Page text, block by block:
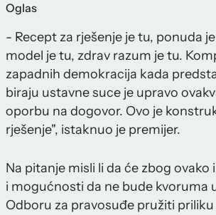
Oglas
- Recept za rješenje je tu, ponuda
model je tu, zdrav razum je tu.
zapadnih demokracija kada
biraju ustavne suce je upravo
oporbu na dogovor. Ovo je
rješenje", istaknuo je premijer.
Na pitanje misli li da će zbog ovako
i mogućnosti da ne bude kvoruma
Odboru za pravosuđe pružiti